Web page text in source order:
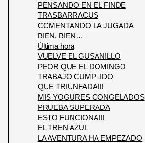
PENSANDO EN EL FINDE
TRASBARRACUS
COMENTANDO LA JUGADA
BIEN, BIEN…
Última hora
VUELVE EL GUSANILLO
PEOR QUE EL DOMINGO
TRABAJO CUMPLIDO
QUE TRIUNFADA!!!
MIS YOGURES CONGELADOS
PRUEBA SUPERADA
ESTO FUNCIONA!!!
EL TREN AZUL
LA AVENTURA HA EMPEZADO